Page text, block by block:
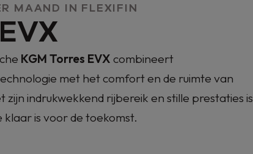
MAAND IN FLEXIFIN
KGM Torres EVX combineert
met het comfort en de ruimte van
zijn indrukwekkend rijbereik en stille prestaties is
is voor de toekomst.